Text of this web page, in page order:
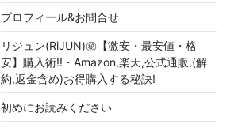
プロフィール&お問合せ
リジュン(RiJUN)㊙【激安・最安値・格
安】購入術!!・Amazon,楽天,公式通販,(解
約,返金含め)お得購入する秘訣!
初めにお読みください